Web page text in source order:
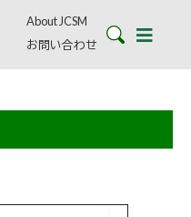
About JCSM
お問い合わせ